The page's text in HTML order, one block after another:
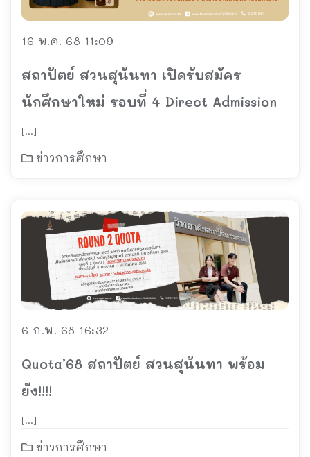
16 พ.ค. 68 11:09
สถาปัตย์ สวนสุนันทา เปิดรับสมัคร
นักศึกษาใหม่ รอบที่ 4 Direct Admission
[…]
ข่าวการศึกษา
6 ก.พ. 68 16:32
Quota’68 สถาปัตย์ สวนสุนันทา พร้อม
ยัง!!!!
[…]
ข่าวการศึกษา